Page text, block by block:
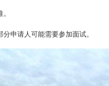
申请人可能需要参加面试。